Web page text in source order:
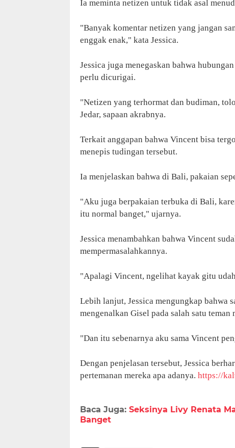
Ia meminta netizen untuk tidak asal
"Banyak komentar netizen yang jangan
enggak enak," kata Jessica.
Jessica juga menegaskan bahwa
perlu dicurigai.
"Netizen yang terhormat dan budiman,
Jedar, sapaan akrabnya.
Terkait anggapan bahwa Vincent bisa
menepis tudingan tersebut.
Ia menjelaskan bahwa di Bali, pakaian
"Aku juga berpakaian terbuka di Bali,
itu normal banget," ujarnya.
Jessica menambahkan bahwa Vincent
mempermasalahkannya.
"Apalagi Vincent, ngelihat kayak gitu
Lebih lanjut, Jessica mengungkap bahwa
mengenalkan Gisel pada salah satu teman
"Dan itu sebenarnya aku sama Vincent
Dengan penjelasan tersebut, Jessica
pertemanan mereka apa adanya. https://
Baca Juga: Seksinya Livy Renata
Banget